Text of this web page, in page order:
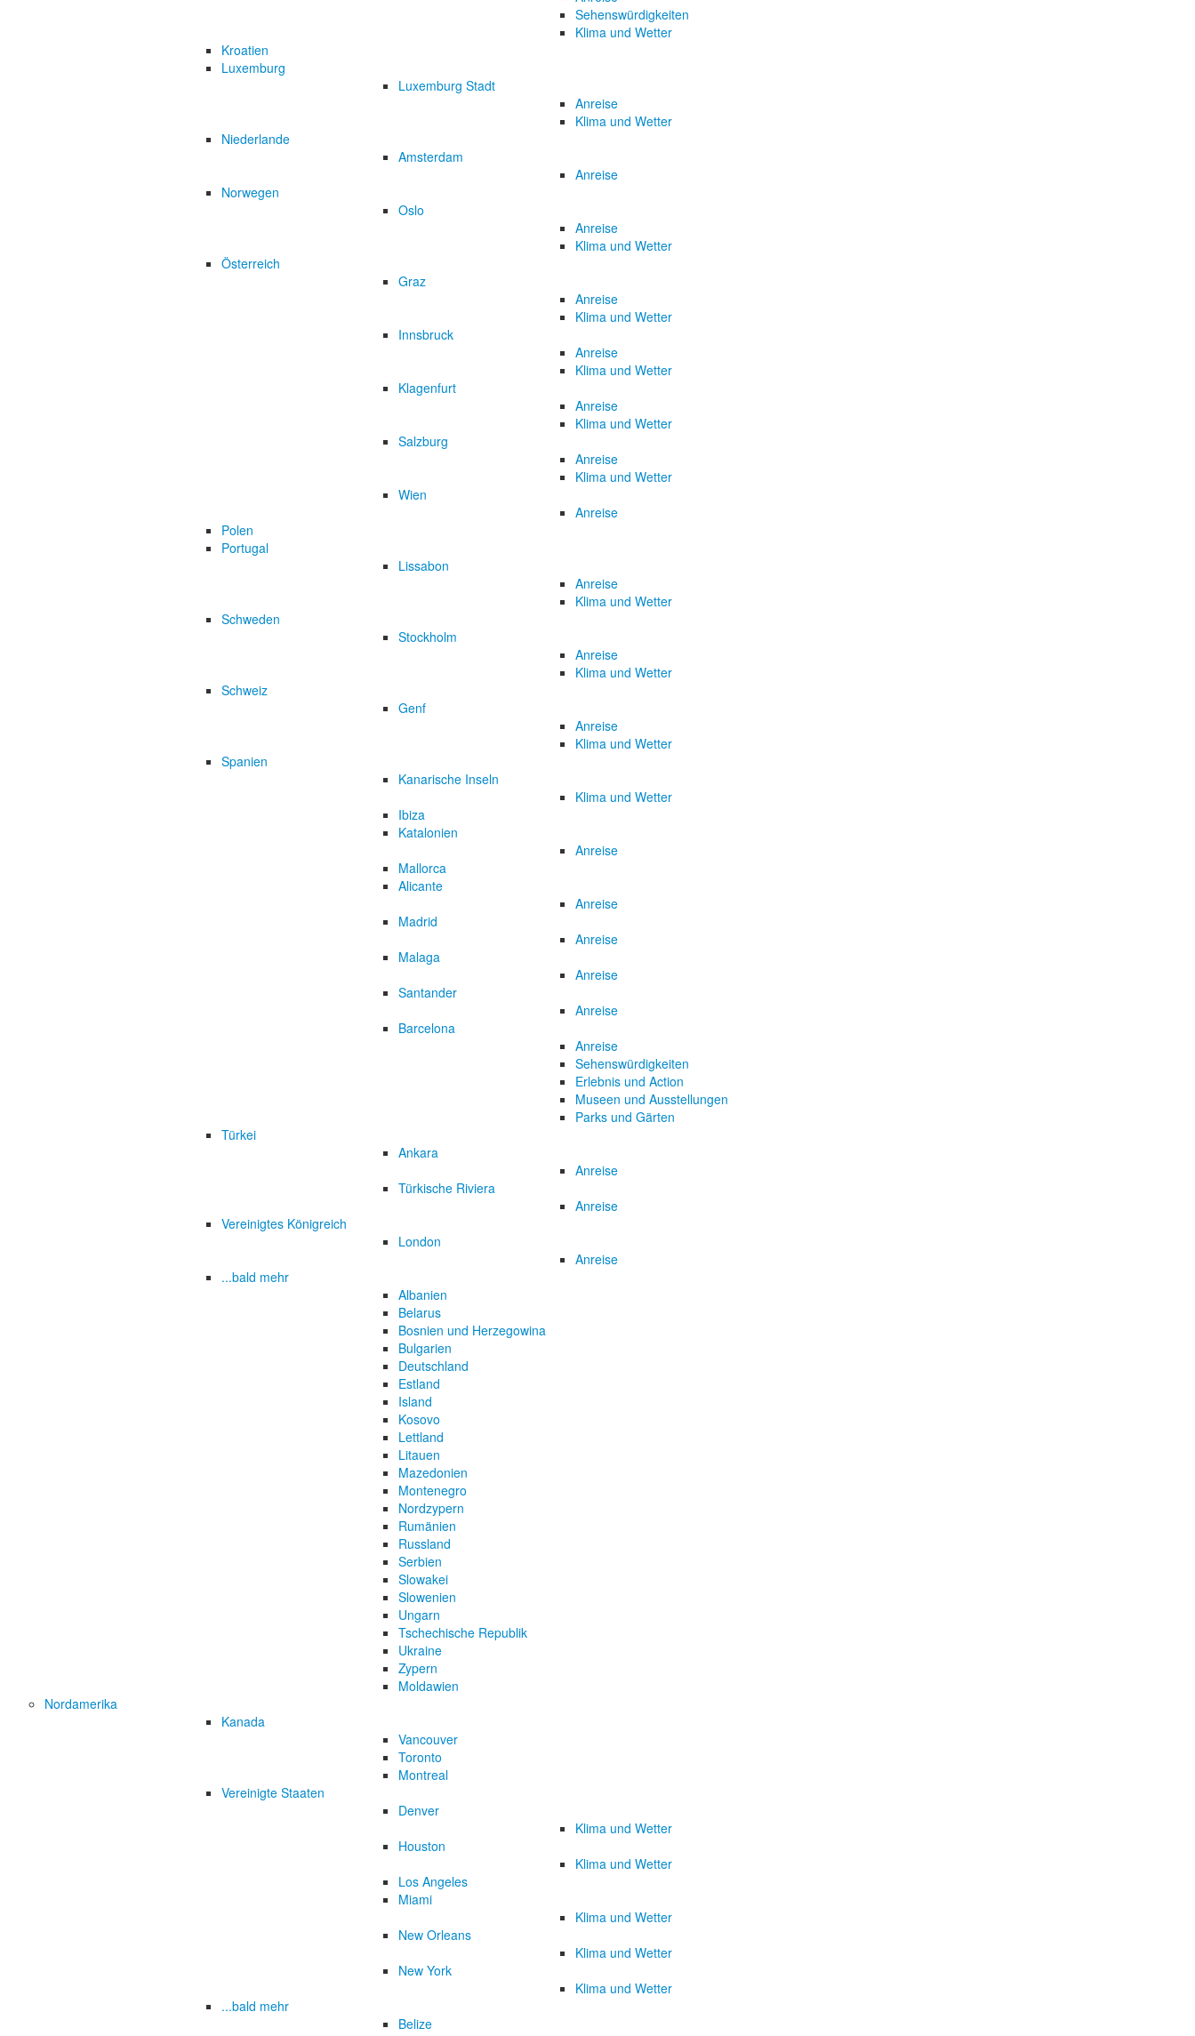
Sehenswürdigkeiten
Klima und Wetter
Kroatien
Luxemburg
Luxemburg Stadt
Anreise
Klima und Wetter
Niederlande
Amsterdam
Anreise
Norwegen
Oslo
Anreise
Klima und Wetter
Österreich
Graz
Anreise
Klima und Wetter
Innsbruck
Anreise
Klima und Wetter
Klagenfurt
Anreise
Klima und Wetter
Salzburg
Anreise
Klima und Wetter
Wien
Anreise
Polen
Portugal
Lissabon
Anreise
Klima und Wetter
Schweden
Stockholm
Anreise
Klima und Wetter
Schweiz
Genf
Anreise
Klima und Wetter
Spanien
Kanarische Inseln
Klima und Wetter
Ibiza
Katalonien
Anreise
Mallorca
Alicante
Anreise
Madrid
Anreise
Malaga
Anreise
Santander
Anreise
Barcelona
Anreise
Sehenswürdigkeiten
Erlebnis und Action
Museen und Ausstellungen
Parks und Gärten
Türkei
Ankara
Anreise
Türkische Riviera
Anreise
Vereinigtes Königreich
London
Anreise
...bald mehr
Albanien
Belarus
Bosnien und Herzegowina
Bulgarien
Deutschland
Estland
Island
Kosovo
Lettland
Litauen
Mazedonien
Montenegro
Nordzypern
Rumänien
Russland
Serbien
Slowakei
Slowenien
Ungarn
Tschechische Republik
Ukraine
Zypern
Moldawien
Nordamerika
Kanada
Vancouver
Toronto
Montreal
Vereinigte Staaten
Denver
Klima und Wetter
Houston
Klima und Wetter
Los Angeles
Miami
Klima und Wetter
New Orleans
Klima und Wetter
New York
Klima und Wetter
...bald mehr
Belize